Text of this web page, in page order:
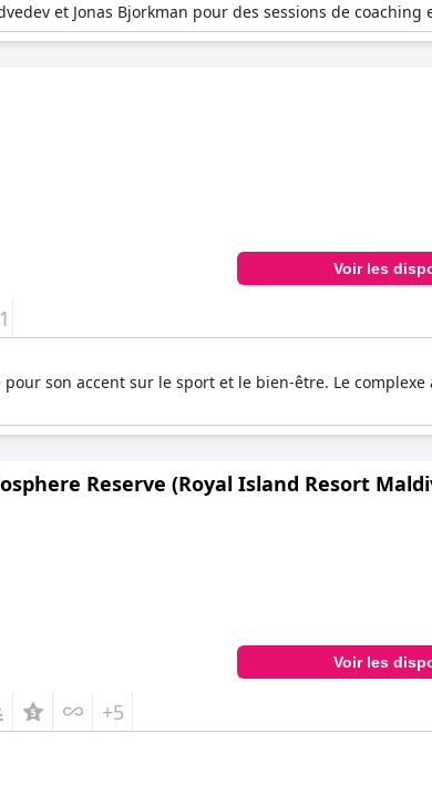
et Jonas Bjorkman pour des sessions de coaching
Voir les
son accent sur le sport et le bien-être. Le complexe
Reserve (Royal Island Resort
Voir les
+5